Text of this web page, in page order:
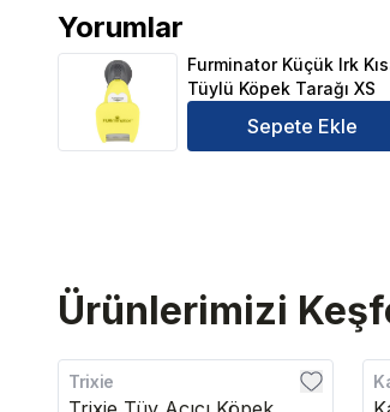
Yorumlar
Furminator Küçük Irk Kısa Tüylü
Furminator Küçük Irk
Tüylü Köpek Tarağı XS
Sepete Ekle
Ürünlerimizi
Trixie